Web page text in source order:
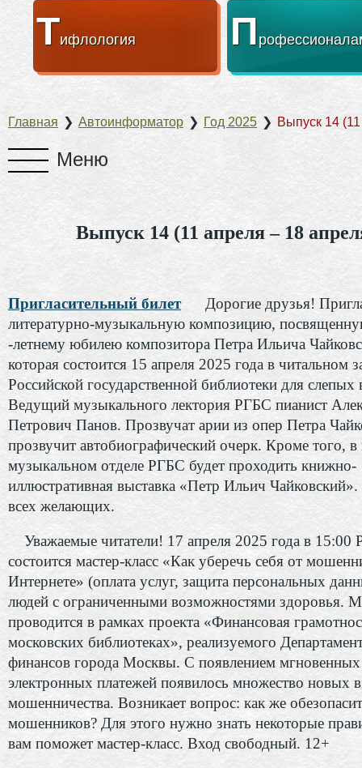
Тифлология П
Главная ❯ Автоинформатор ❯ Год 2025 ❯ Выпуск 14
Выпуск 14 (11 апреля – 18
Пригласительный билет
Дорогие друзья!
литературно-музыкальную композицию,
-летнему юбилею композитора Петра Ильича
которая состоится 15 апреля 2025 года в читальном
Российской государственной библиотеки для слепых
Ведущий музыкального лектория РГБС пианист
Петрович Панов. Прозвучат арии из опер Петра
прозвучит автобиографический очерк. Кроме того, в
музыкальном отделе РГБС будет проходить книжно-
иллюстративная выставка «Петр Ильич
всех желающих.
Уважаемые читатели! 17 апреля 2025 года в 15:00
состоится мастер-класс «Как уберечь себя от
Интернете» (оплата услуг, защита персональных
людей с ограниченными возможностями здоровья.
проводится в рамках проекта «Финансовая
московских библиотеках», реализуемого
финансов города Москвы. С появлением мгновенных
электронных платежей появилось множество новых
мошенничества. Возникает вопрос: как же
мошенников? Для этого нужно знать некоторые
вам поможет мастер-класс. Вход свободный. 12+